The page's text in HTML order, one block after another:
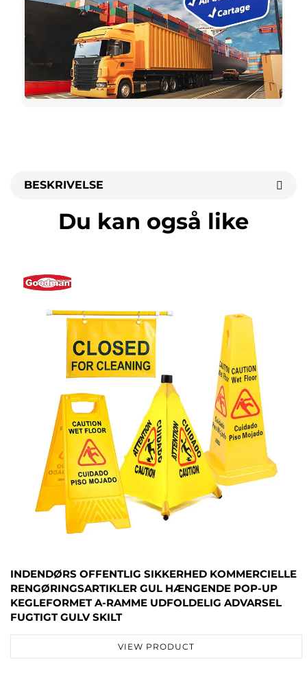
BESKRIVELSE
Du kan også like
INDENDØRS OFFENTLIG SIKKERHED KOMMERCIELLE
RENGØRINGSARTIKLER GUL HÆNGENDE POP-UP
KEGLEFORMET A-RAMME UDFOLDELIG ADVARSEL
FUGTIGT GULV SKILT
VIEW PRODUCT